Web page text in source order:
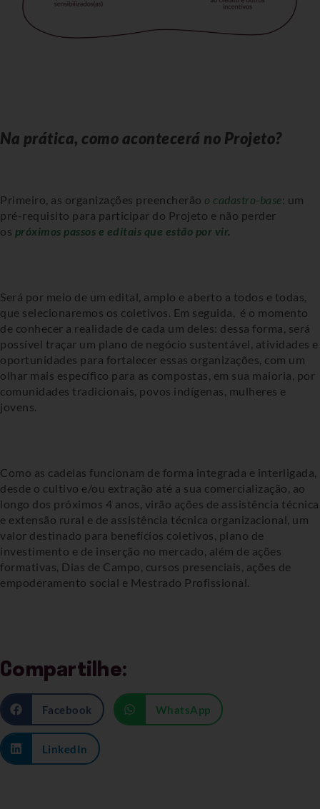
Na prática, como acontecerá no Projeto?
Primeiro, as organizações preencherão o cadastro-base: um
pré-requisito para participar do Projeto e não perder
os próximos passos e editais que estão por vir.
Será por meio de um edital, amplo e aberto a todos e todas,
que selecionaremos os coletivos. Em seguida, é o momento
de conhecer a realidade de cada um deles: dessa forma, será
possível traçar um plano de negócio sustentável, atividades e
oportunidades para fortalecer essas organizações, com um
olhar mais específico para as compostas, em sua maioria, por
comunidades tradicionais, povos indígenas, mulheres e
jovens.
Como as cadeias funcionam de forma integrada e interligada,
desde o cultivo e/ou extração até a sua comercialização, ao
longo dos próximos 4 anos, virão ações de assistência técnica
e extensão rural e de assistência técnica organizacional, um
valor destinado para benefícios coletivos, plano de
investimento e de inserção no mercado, além de ações
formativas, Dias de Campo, cursos presenciais, ações de
empoderamento social e Mestrado Profissional.
Compartilhe:
Facebook WhatsApp
LinkedIn